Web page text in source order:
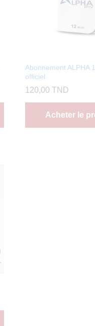
Abonnement ALPHA
officiel
120,00 TND
Acheter le